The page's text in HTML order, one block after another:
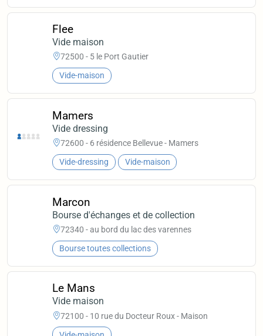
Flee
Vide maison
72500 - 5 le Port Gautier
Vide-maison
Mamers
Vide dressing
72600 - 6 résidence Bellevue - Mamers
Vide-dressing Vide-maison
Marcon
Bourse d'échanges et de collection
72340 - au bord du lac des varennes
Bourse toutes collections
Le Mans
Vide maison
72100 - 10 rue du Docteur Roux - Maison